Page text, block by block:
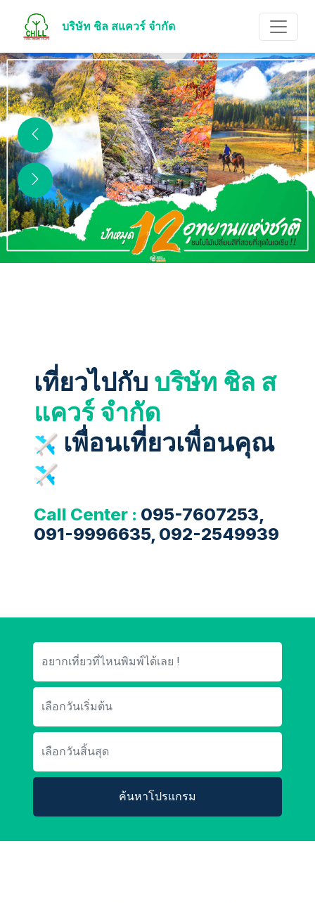
บริษัท ชิล สแควร์ จำกัด
เที่ยวไปกับ บริษัท ชิล ส
แควร์ จำกัด
เพื่อนเที่ยวเพื่อนคุณ
Call Center : 095-7607253,
091-9996635, 092-2549939
ค้นหาโปรแกรม